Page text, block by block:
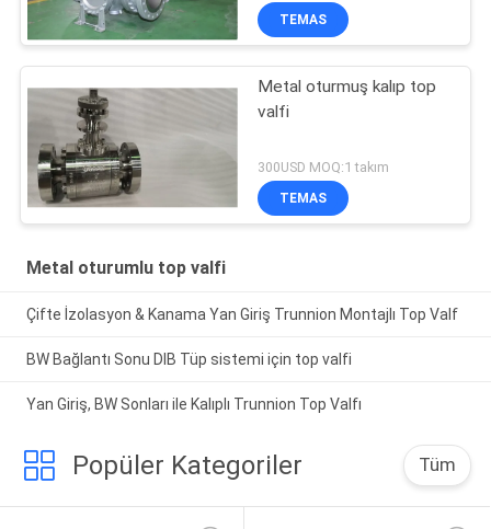
TEMAS
Metal oturmuş kalıp top
valfi
300USD MOQ:1 takım
TEMAS
Metal oturumlu top valfi
Çifte İzolasyon & Kanama Yan Giriş Trunnion Montajlı Top Valf
BW Bağlantı Sonu DIB Tüp sistemi için top valfi
Yan Giriş, BW Sonları ile Kalıplı Trunnion Top Valfı
Popüler Kategoriler Tüm